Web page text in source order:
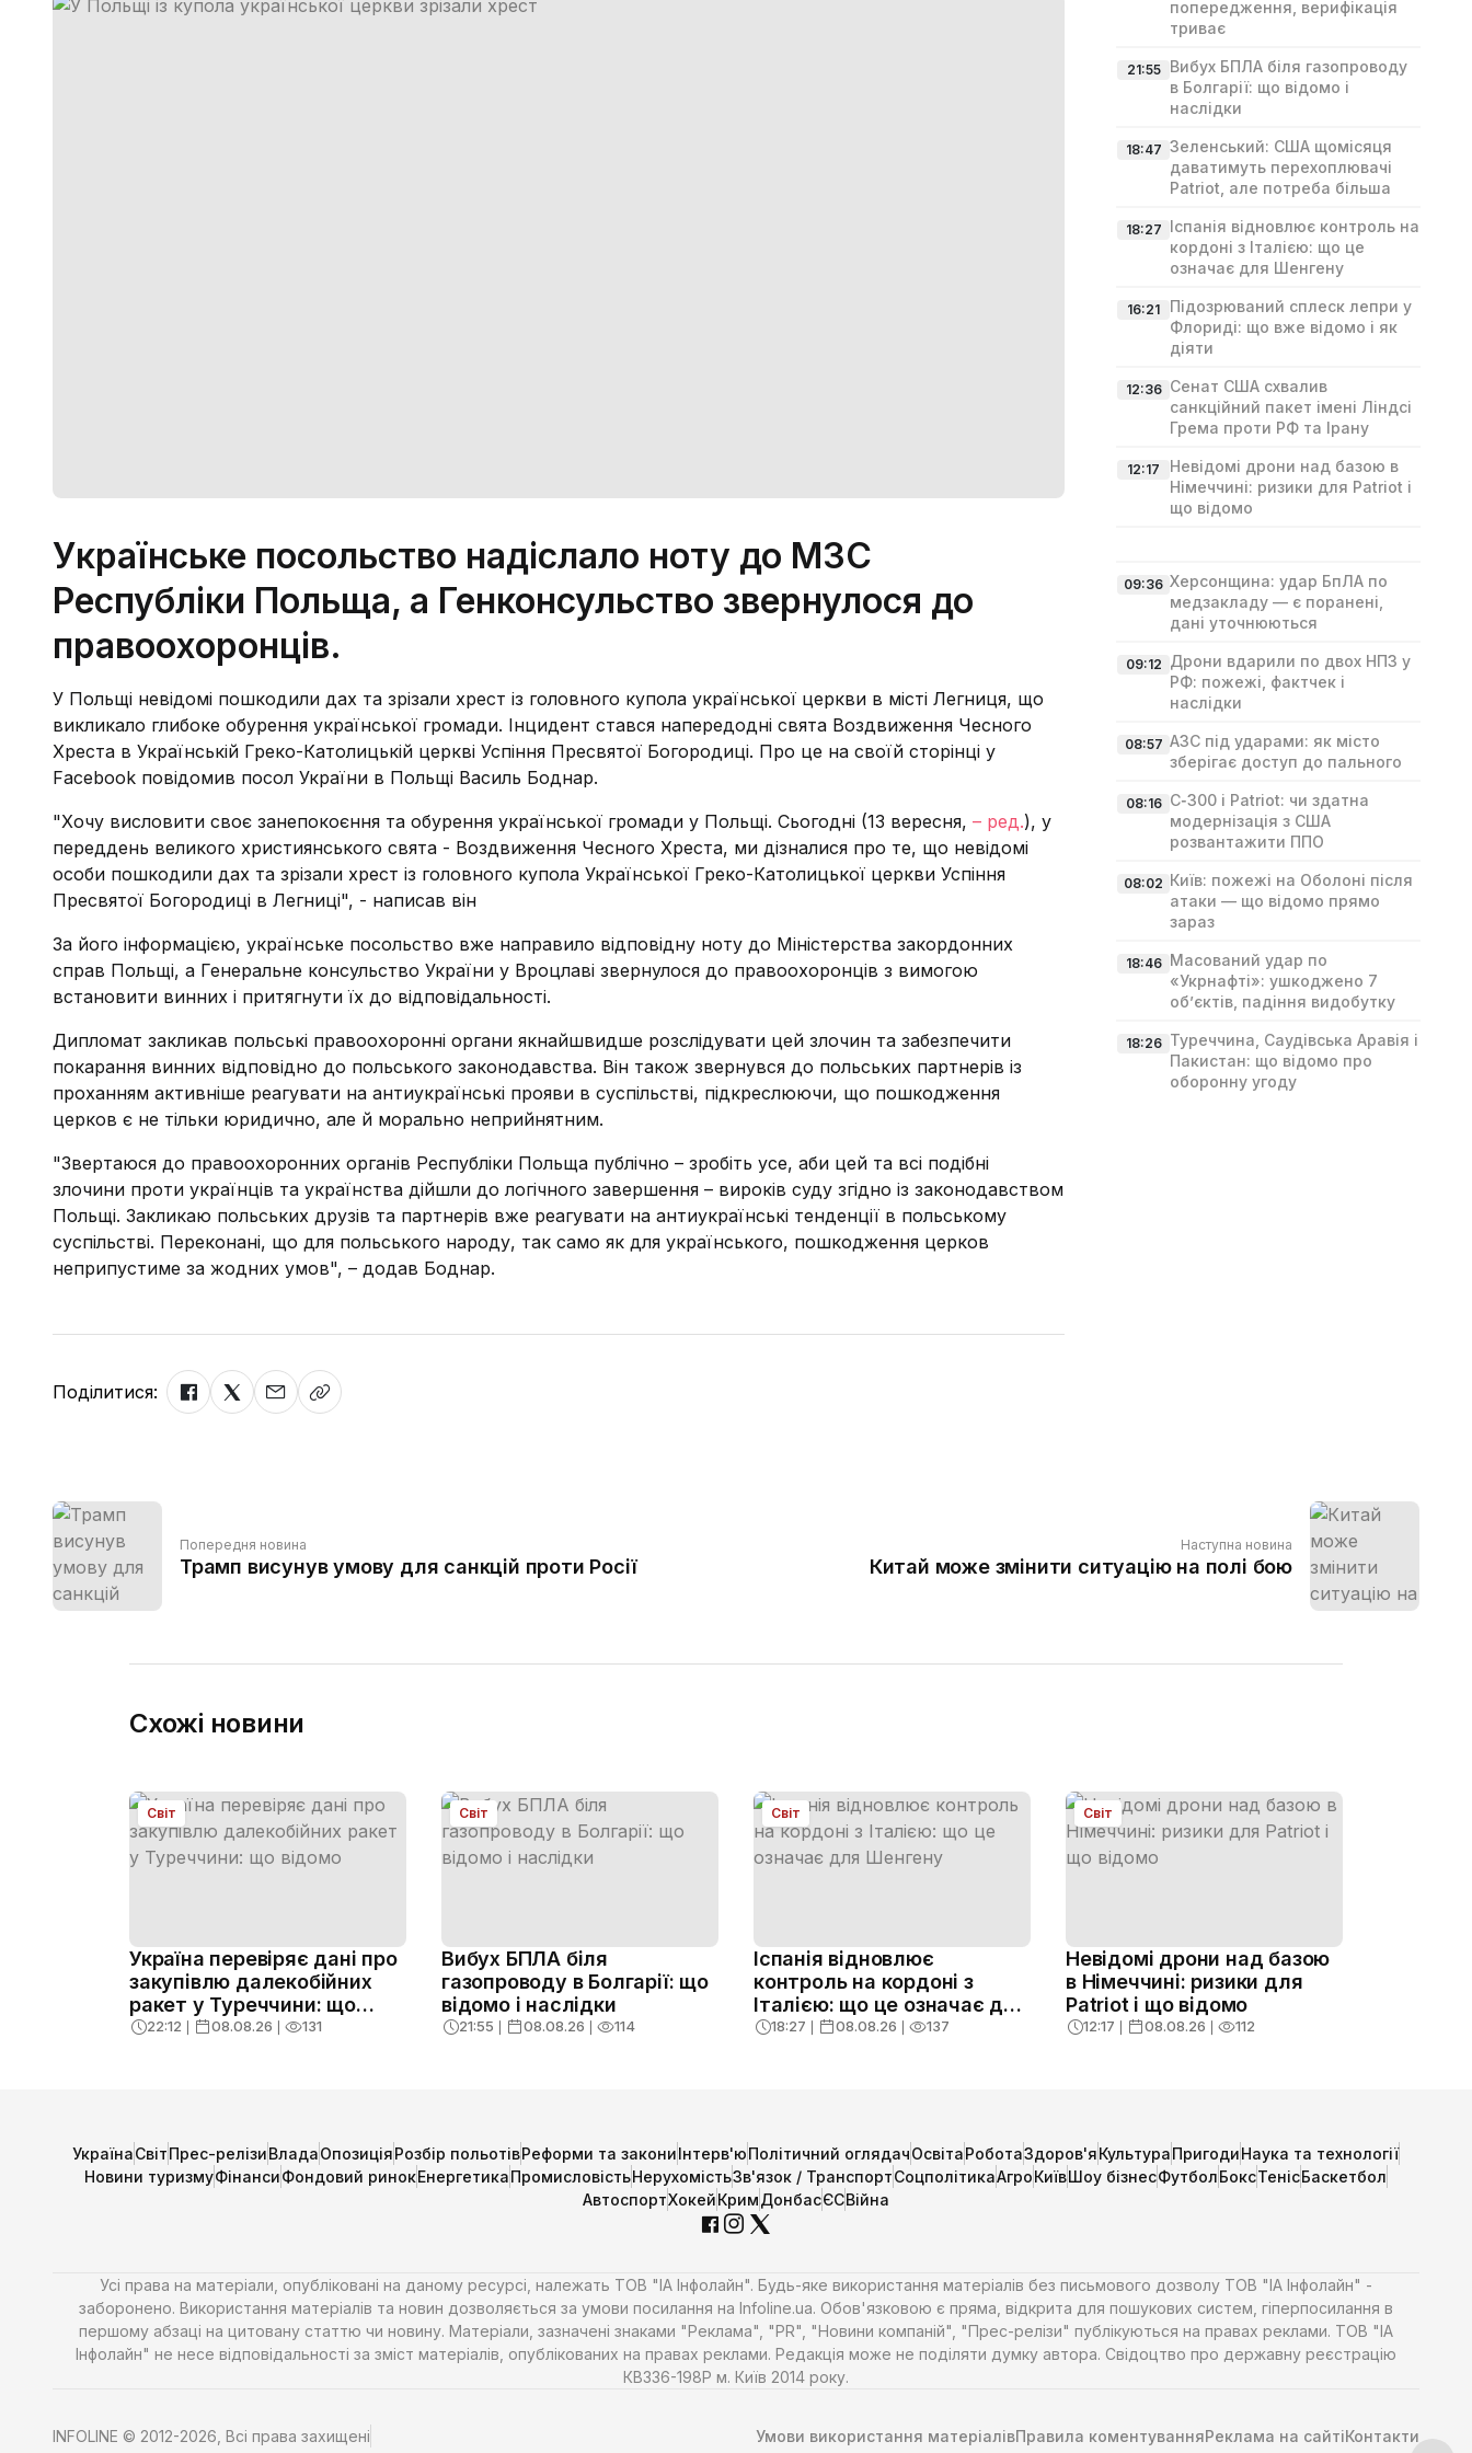
Українське посольство надіслало ноту до МЗС
Республіки Польща, а Генконсульство звернулося до
правоохоронців.
У Польщі невідомі пошкодили дах та зрізали хрест із головного купола української церкви в місті Легниця, що
викликало глибоке обурення української громади. Інцидент стався напередодні свята Воздвиження Чесного
Хреста в Українській Греко-Католицькій церкві Успіння Пресвятої Богородиці. Про це на своїй сторінці у
Facebook повідомив посол України в Польщі Василь Боднар.
"Хочу висловити своє занепокоєння та обурення української громади у Польщі. Сьогодні (13 вересня, – ред.), у
переддень великого християнського свята - Воздвиження Чесного Хреста, ми дізналися про те, що невідомі
особи пошкодили дах та зрізали хрест із головного купола Української Греко-Католицької церкви Успіння
Пресвятої Богородиці в Легниці", - написав він
За його інформацією, українське посольство вже направило відповідну ноту до Міністерства закордонних
справ Польщі, а Генеральне консульство України у Вроцлаві звернулося до правоохоронців з вимогою
встановити винних і притягнути їх до відповідальності.
Дипломат закликав польські правоохоронні органи якнайшвидше розслідувати цей злочин та забезпечити
покарання винних відповідно до польського законодавства. Він також звернувся до польських партнерів із
проханням активніше реагувати на антиукраїнські прояви в суспільстві, підкреслюючи, що пошкодження
церков є не тільки юридично, але й морально неприйнятним.
"Звертаюся до правоохоронних органів Республіки Польща публічно – зробіть усе, аби цей та всі подібні
злочини проти українців та українства дійшли до логічного завершення – вироків суду згідно із законодавством
Польщі. Закликаю польських друзів та партнерів вже реагувати на антиукраїнські тенденції в польському
суспільстві. Переконані, що для польського народу, так само як для українського, пошкодження церков
неприпустиме за жодних умов", – додав Боднар.
Поділитися:
попередження, верифікація
триває
21:55
Вибух БПЛА біля газопроводу
в Болгарії: що відомо і
наслідки
18:47 Зеленський: США щомісяця
даватимуть перехоплювачі
Patriot, але потреба більша
18:27 Іспанія відновлює контроль на
кордоні з Італією: що це
означає для Шенгену
16:21
Підозрюваний сплеск лепри у
Флориді: що вже відомо і як
діяти
12:36 Сенат США схвалив
санкційний пакет імені Ліндсі
Гремa проти РФ та Ірану
12:17
Невідомі дрони над базою в
Німеччині: ризики для Patriot і
що відомо
09:36 Херсонщина: удар БпЛА по
медзакладу — є поранені,
дані уточнюються
09:12 Дрони вдарили по двох НПЗ у
РФ: пожежі, фактчек і
наслідки
08:57 АЗС під ударами: як місто
зберігає доступ до пального
08:16 С‑300 і Patriot: чи здатна
модернізація з США
розвантажити ППО
08:02 Київ: пожежі на Оболоні після
атаки — що відомо прямо
зараз
18:46 Масований удар по
«Укрнафті»: ушкоджено 7
об’єктів, падіння видобутку
18:26 Туреччина, Саудівська Аравія і
Пакистан: що відомо про
оборонну угоду
Попередня новина
Трамп висунув умову для санкцій проти Росії
Наступна новина
Китай може змінити ситуацію на полі бою
Схожі новини
Світ
Україна перевіряє дані про
закупівлю далекобійних
ракет у Туреччини: що
відомо
22:12 ❘ 08.08.26 ❘ 131
Світ
Вибух БПЛА біля
газопроводу в Болгарії: що
відомо і наслідки
21:55 ❘ 08.08.26 ❘ 114
Світ
Іспанія відновлює
контроль на кордоні з
Італією: що це означає для
Шенгену
18:27 ❘ 08.08.26 ❘ 137
Світ
Невідомі дрони над базою
в Німеччині: ризики для
Patriot і що відомо
12:17 ❘ 08.08.26 ❘ 112
УкраїнаСвітПрес-релізиВладаОпозиціяРозбір польотівРеформи та закониІнтерв'юПолітичний оглядачОсвітаРоботаЗдоров'яКультураПригодиНаука та технології
Новини туризмуФінансиФондовий ринокЕнергетикаПромисловістьНерухомістьЗв'язок / ТранспортСоцполітикаАгроКиївШоу бізнесФутболБоксТенісБаскетбол
АвтоспортХокейКримДонбасЄСВійна
Усі права на матеріали, опубліковані на даному ресурсі, належать ТОВ "ІА Інфолайн". Будь-яке використання матеріалів без письмового дозволу ТОВ "ІА Інфолайн" -
заборонено. Використання матеріалів та новин дозволяється за умови посилання на Infoline.ua. Обов'язковою є пряма, відкрита для пошукових систем, гіперпосилання в
першому абзаці на цитовану статтю чи новину. Матеріали, зазначені знаками "Реклама", "PR", "Новини компаній", "Прес-релізи" публікуються на правах реклами. ТОВ "ІА
Інфолайн" не несе відповідальності за зміст матеріалів, опублікованих на правах реклами. Редакція може не поділяти думку автора. Свідоцтво про державну реєстрацію
КВ336-198Р м. Київ 2014 року.
INFOLINE © 2012-2026, Всі права захищені Умови використання матеріалівПравила коментуванняРеклама на сайтіКонтакти